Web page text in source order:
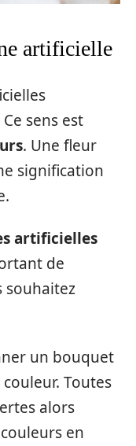
artificielle
sens est
. Une fleur
signification
artificielles
de
souhaitez
un bouquet
Toutes
alors
en